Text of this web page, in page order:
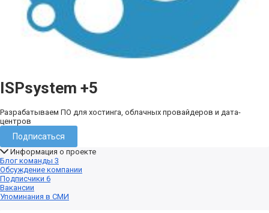
ISPsystem +5
Разрабатываем ПО для хостинга, облачных провайдеров и дата-
центров
Подписаться
Информация о проекте
Блог команды 3
Обсуждение компании
Подписчики 6
Вакансии
Упоминания в СМИ